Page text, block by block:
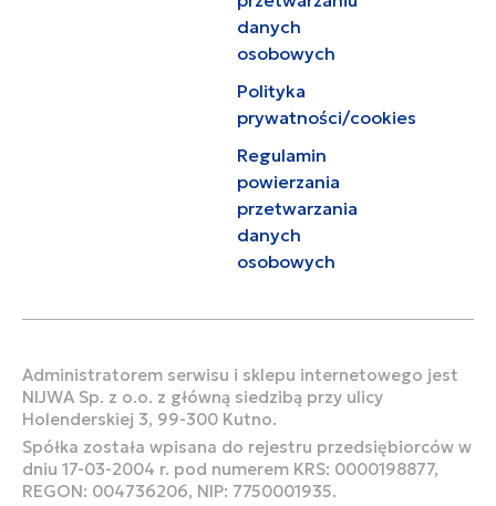
danych
osobowych
Polityka
prywatności/cookies
Regulamin
powierzania
przetwarzania
danych
osobowych
Administratorem serwisu i sklepu internetowego jest
NIJWA Sp. z o.o. z główną siedzibą przy ulicy
Holenderskiej 3, 99-300 Kutno.
Spółka została wpisana do rejestru przedsiębiorców w
dniu 17-03-2004 r. pod numerem KRS: 0000198877,
REGON: 004736206, NIP: 7750001935.